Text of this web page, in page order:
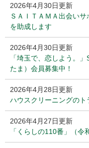
2026年4月30日更新
ＳＡＩＴＡＭＡ出会い
を助成します
2026年4月30日更新
「埼玉で、恋しよう。
たま）会員募集中！
2026年4月28日更新
ハウスクリーニングのト
2026年4月27日更新
「くらしの110番」（令